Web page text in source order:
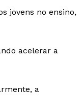
jovens no ensino,
acelerar a
a